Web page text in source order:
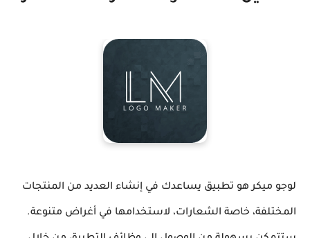
لوجو ميكر هو تطبيق يساعدك في إنشاء العديد من المنتجات
المختلفة، خاصة الشعارات، لاستخدامها في أغراض متنوعة.